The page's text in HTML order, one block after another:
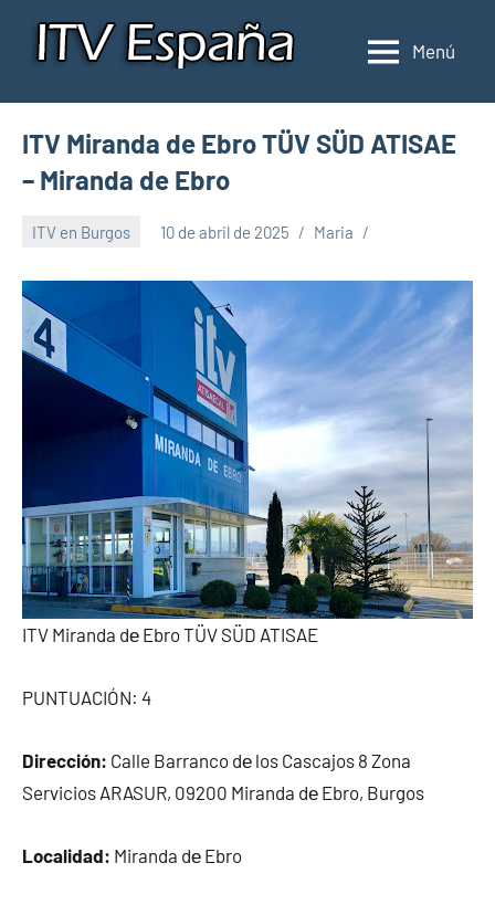
Inspección
de
ITV
Donde
ITV
Menú
ITV Miranda de Ebro TÜV SÜD ATISAE
– Miranda de Ebro
ITV en Burgos 10 de abril de 2025 Maria
ITV Miranda dе Ebro TÜV SÜD ATISAE
PUNTUACIÓN: 4
Dirección: Calle Barranco dе los Cascajos 8 Zona
Servicios ARASUR, 09200 Miranda dе Ebro, Burgos
Localidad: Miranda dе Ebro